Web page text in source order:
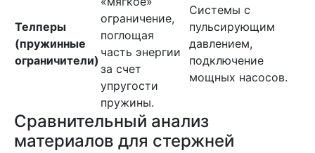
Телперы
(пружинные
ограничители)
ограничение,
поглощая
часть энергии
за счет
упругости
пружины.
Системы с
пульсирующим
давлением,
подключение
мощных насосов.
Сравнительный анализ
материалов для стержней